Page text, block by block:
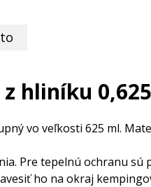
z hliníku
vo veľkosti 625 ml.
Pre tepelnú ochranu sú
ho na okraj